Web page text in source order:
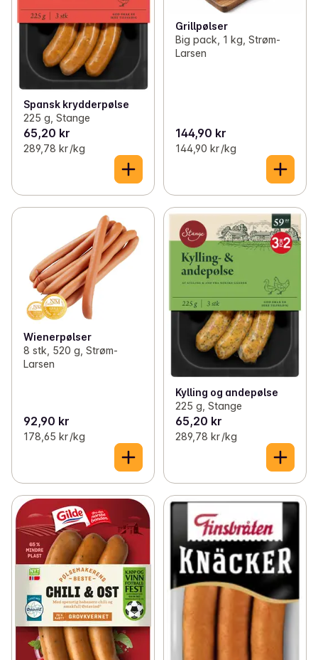
Spansk krydderpølse
225 g, Stange
65,20 kr
289,78 kr /kg
Grillpølser
Big pack, 1 kg, Strøm-
Larsen
144,90 kr
144,90 kr /kg
Wienerpølser
8 stk, 520 g, Strøm-
Larsen
92,90 kr
178,65 kr /kg
Kylling og andepølse
225 g, Stange
65,20 kr
289,78 kr /kg